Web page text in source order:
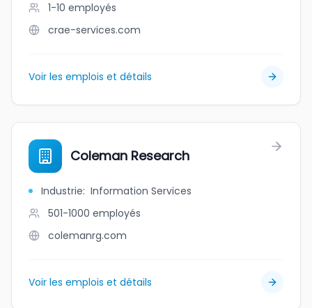
1-10 employés
crae-services.com
Voir les emplois et détails
Coleman Research
Industrie: Information Services
501-1000 employés
colemanrg.com
Voir les emplois et détails